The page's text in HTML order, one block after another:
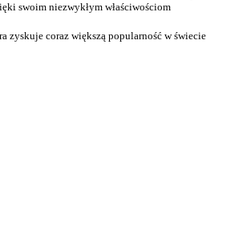
swoim niezwykłym właściwościom
zyskuje coraz większą popularność w świecie